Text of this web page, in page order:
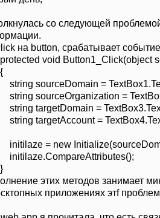
со следующей
на button, срабатывает
void Button1_Click(object
sourceDomain =
sourceOrganization =
targetDomain =
targetAccount =
= new
этих методов занимает
приложениях этf